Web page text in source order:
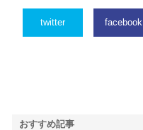
twitter facebook
おすすめ記事